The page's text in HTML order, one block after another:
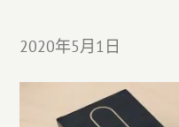
2020年5月1日